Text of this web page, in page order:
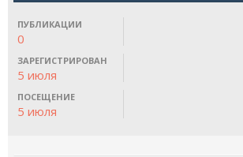
ПУБЛИКАЦИИ
0
ЗАРЕГИСТРИРОВАН
5 июля
ПОСЕЩЕНИЕ
5 июля